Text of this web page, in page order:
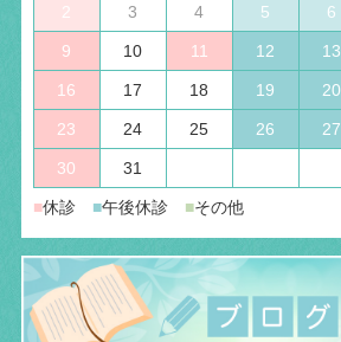
2 3 4 5 6
9 10 11 12 13
16 17 18 19 20
23 24 25 26 27
30 31
■休診 ■午後休診 ■その他